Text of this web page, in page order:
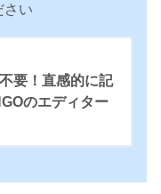
さい
要！直感的に記
のエディター